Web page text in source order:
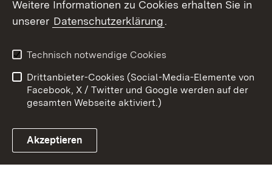
Link zum Landesportal
Kontakt
Datenschutz
Barrierefreiheit
Impressum Cookies
Weitere Informationen zu Cookies erhalten Sie in
unserer Datenschutzerklärung.
Technisch notwendige Cookies
Drittanbieter-Cookies (Social-Media-Elemente von
Facebook, X / Twitter und Google werden auf der
gesamten Webseite aktiviert.)
Akzeptieren